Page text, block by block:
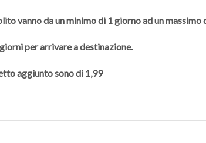
vanno da un minimo di 1 giorno ad un massimo
per arrivare a destinazione.
aggiunto sono di 1,99